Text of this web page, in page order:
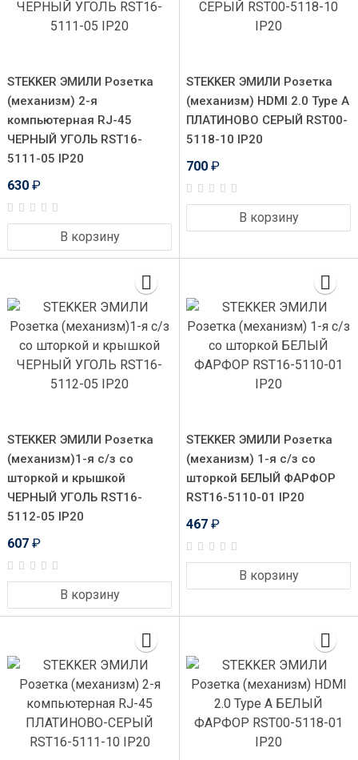
STEKKER ЭМИЛИ Розетка
(механизм) 2-я
компьютерная RJ-45
ЧЕРНЫЙ УГОЛЬ RST16-
5111-05 IP20
630 ₽
В корзину
STEKKER ЭМИЛИ Розетка
(механизм) HDMI 2.0 Type A
ПЛАТИНОВО СЕРЫЙ RST00-
5118-10 IP20
700 ₽
В корзину
STEKKER ЭМИЛИ Розетка
(механизм)1-я с/з со
шторкой и крышкой
ЧЕРНЫЙ УГОЛЬ RST16-
5112-05 IP20
607 ₽
В корзину
STEKKER ЭМИЛИ Розетка
(механизм) 1-я с/з со
шторкой БЕЛЫЙ ФАРФОР
RST16-5110-01 IP20
467 ₽
В корзину